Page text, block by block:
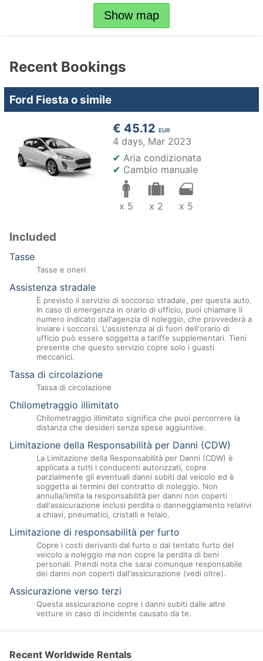
Show map
Recent Bookings
Ford Fiesta o simile
€ 45.12 EUR
4 days, Mar 2023
✔ Aria condizionata
✔ Cambio manuale
x 5 x 2 x 5
Included
Tasse
Tasse e oneri
Assistenza stradale
È previsto il servizio di soccorso stradale, per questa auto.
In caso di emergenza in orario di ufficio, puoi chiamare il
numero indicato dall'agenzia di noleggio, che provvederà a
inviare i soccorsi. L'assistenza al di fuori dell'orario di
ufficio può essere soggetta a tariffe supplementari. Tieni
presente che questo servizio copre solo i guasti
meccanici.
Tassa di circolazione
Tassa di circolazione
Chilometraggio illimitato
Chilometraggio illimitato significa che puoi percorrere la
distanza che desideri senza spese aggiuntive.
Limitazione della Responsabilità per Danni (CDW)
La Limitazione della Responsabilità per Danni (CDW) è
applicata a tutti i conducenti autorizzati, copre
parzialmente gli eventuali danni subiti dal veicolo ed è
soggetta ai termini del contratto di noleggio. Non
annulla/limita la responsabilità per danni non coperti
dall'assicurazione inclusi perdita o danneggiamento relativi
a chiavi, pneumatici, cristalli e telaio.
Limitazione di responsabilità per furto
Copre i costi derivanti dal furto o dal tentato furto del
veicolo a noleggio ma non copre la perdita di beni
personali. Prendi nota che sarai comunque responsabile
dei danni non coperti dall'assicurazione (vedi oltre).
Assicurazione verso terzi
Questa assicurazione copre i danni subiti dalle altre
vetture in caso di incidente causato da te.
Recent Worldwide Rentals